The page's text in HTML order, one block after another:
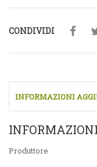
CONDIVIDI
INFORMAZIONI
Produttore